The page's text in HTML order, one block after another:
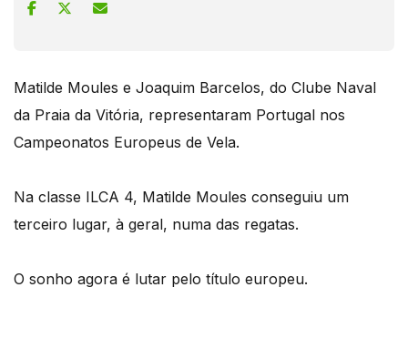
Matilde Moules e Joaquim Barcelos, do Clube Naval
da Praia da Vitória, representaram Portugal nos
Campeonatos Europeus de Vela.
Na classe ILCA 4, Matilde Moules conseguiu um
terceiro lugar, à geral, numa das regatas.
O sonho agora é lutar pelo título europeu.